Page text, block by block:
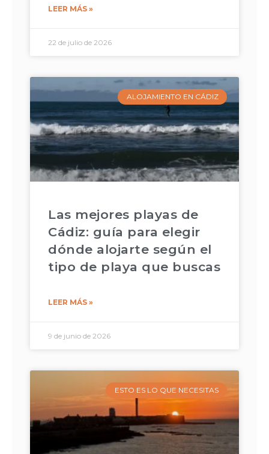
LEER MÁS »
22 de julio de 2026
ALOJAMIENTO EN CÁDIZ
Las mejores playas de
Cádiz: guía para elegir
dónde alojarte según el
tipo de playa que buscas
LEER MÁS »
9 de junio de 2026
ESTO ES LO QUE NECESITAS